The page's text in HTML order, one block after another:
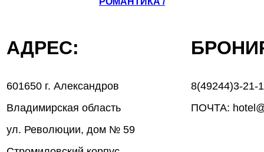
АДРЕС:
601650 г. Александров
Владимирская область
ул. Революции, дом № 59
8(49244)3-21-
ПОЧТА: